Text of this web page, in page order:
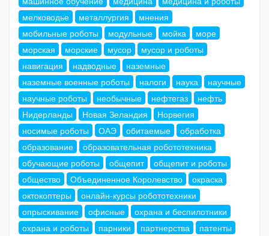
мелководье
металлургия
мнения
мобильные роботы
модульные мойка
море
морская
морские мусор
мусор и роботы
навигация
надводные
наземные
наземные военные роботы
налоги наука
научные
научные роботы
необычные нефтегаз
нефть
Нидерланды
Новая Зеландия
Норвегия
носимые роботы
ОАЭ обитаемые
обработка
образование
образовательная робототехника
обучающие роботы
общепит
общепит и роботы
общество
Объединенное Королевство
окраска
октокоптеры
онлайн-курсы робототехники
опрыскивание
офисные
охрана и беспилотники
охрана и роботы
парники партнерства
патенты